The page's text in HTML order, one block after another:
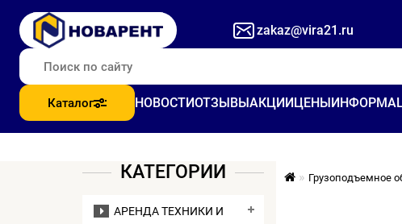
zakaz@vira21.ru
Каталог НОВОСТИОТЗЫВЫАКЦИИЦЕНЫ
КАТЕГОРИИ
АРЕНДА ТЕХНИКИ И
Грузоподъемное